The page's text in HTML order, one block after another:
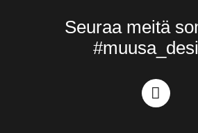
Seuraa meitä